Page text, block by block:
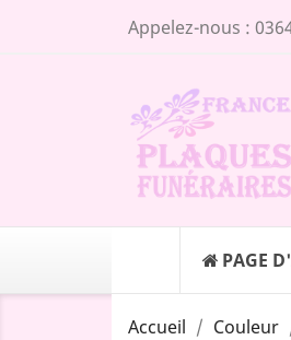
Appelez-nous :
PAGE
Accueil Couleur